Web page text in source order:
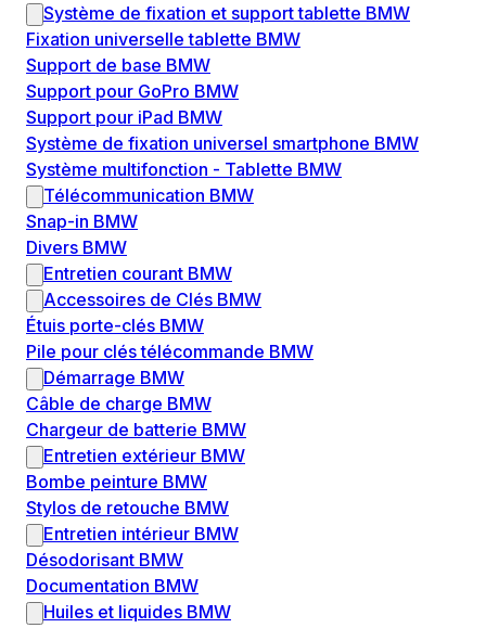
Système de fixation et support tablette BMW
Fixation universelle tablette BMW
Support de base BMW
Support pour GoPro BMW
Support pour iPad BMW
Système de fixation universel smartphone BMW
Système multifonction - Tablette BMW
Télécommunication BMW
Snap-in BMW
Divers BMW
Entretien courant BMW
Accessoires de Clés BMW
Étuis porte-clés BMW
Pile pour clés télécommande BMW
Démarrage BMW
Câble de charge BMW
Chargeur de batterie BMW
Entretien extérieur BMW
Bombe peinture BMW
Stylos de retouche BMW
Entretien intérieur BMW
Désodorisant BMW
Documentation BMW
Huiles et liquides BMW